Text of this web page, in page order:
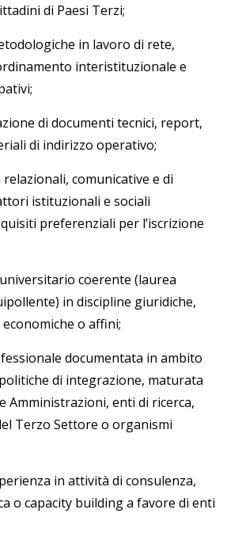
di Paesi Terzi;
in lavoro di rete,
interistituzionale e
di documenti tecnici, report,
di indirizzo operativo;
comunicative e di
istituzionali e sociali
preferenziali per l’iscrizione
coerente (laurea
in discipline giuridiche,
o affini;
documentata in ambito
di integrazione, maturata
Amministrazioni, enti di ricerca,
Terzo Settore o organismi
in attività di consulenza,
o capacity building a favore di enti